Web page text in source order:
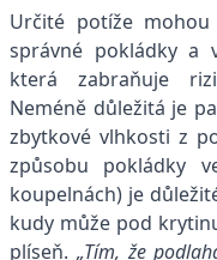
Určité potíže
správné pokládky a
která zabraňuje
Neméně důležitá je
zbytkové vlhkosti z
způsobu pokládky
koupelnách) je
kudy může pod
plíseň. „Tím, že